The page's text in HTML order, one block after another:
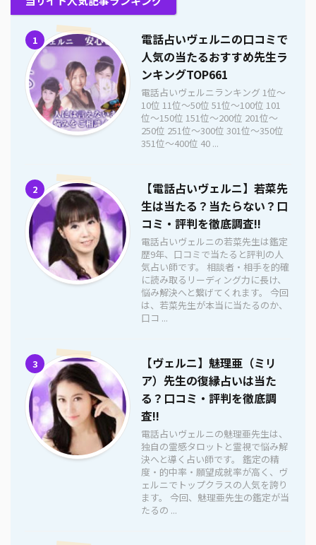
1
電話占いヴェルニの口コミで
人気の当たるおすすめ先生ラ
ンキングTOP661
電話占いヴェルニランキング 1位〜
10位 11位〜50位 51位〜100位 101
位〜150位 151位〜200位 201位〜
250位 251位〜300位 301位〜350位
351位〜400位 40 ...
2
【電話占いヴェルニ】若菜先
生は当たる？当たらない？口
コミ・評判を徹底調査!!
電話占いヴェルニの若菜先生は鑑定
歴9年、口コミで当たると評判の人
気占い師です。 相談者・相手を的確
に読み取るリーディング力に長け、
悩み解決へと繋げてくれます。 今回
は、若菜先生が本当に当たるのか、
口コ ...
3
【ヴェルニ】魅理亜（ミリ
ア）先生の復縁占いは当た
る？口コミ・評判を徹底調
査!!
電話占いヴェルニの魅理亜先生は、
独自の霊感タロットと霊視で悩み解
決へと導く占い師です。 鑑定の精
度・的中率・願望成就率が高く、ヴ
ェルニでトップクラスの人気を誇り
ます。 今回、魅理亜先生の鑑定が当
たるの ...